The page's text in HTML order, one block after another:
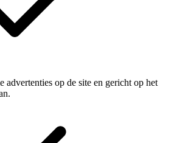
advertenties op de site en gericht op het